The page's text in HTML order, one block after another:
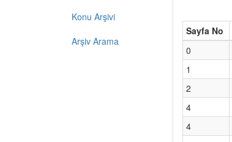
Konu Arşivi
Arşiv Arama
Sayfa No
0
1
2
4
4